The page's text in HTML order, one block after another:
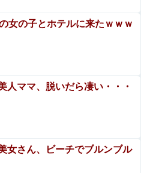
オカズ にされる
女の子とホテルに来たｗｗｗ
人ママ、脱いだら凄い・・・
女さん、ビーチでブルンブル